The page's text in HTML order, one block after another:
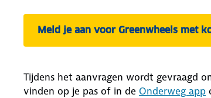
Meld je aan voor Greenwheels met
Tijdens het aanvragen wordt gevraagd
vinden op je pas of in de Onderweg app